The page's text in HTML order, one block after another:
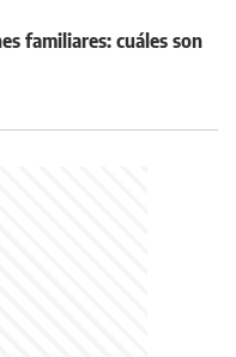
familiares: cuáles son